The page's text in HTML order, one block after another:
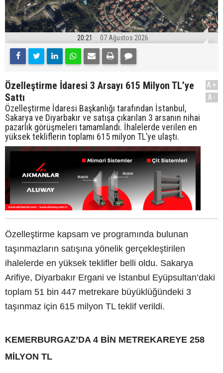
20:21 07 Ağustos 2026
Özelleştirme İdaresi 3 Arsayı 615 Milyon TL’ye
Sattı
Özelleştirme İdaresi Başkanlığı tarafından İstanbul,
Sakarya ve Diyarbakır ve satışa çıkarılan 3 arsanın nihai
pazarlık görüşmeleri tamamlandı. İhalelerde verilen en
yüksek tekliflerin toplamı 615 milyon TL’ye ulaştı.
A+
A-
Özelleştirme kapsam ve programında bulunan
taşınmazların satışına yönelik gerçekleştirilen
ihalelerde en yüksek teklifler belli oldu. Sakarya
Arifiye, Diyarbakır Ergani ve İstanbul Eyüpsultan’daki
toplam 51 bin 447 metrekare büyüklüğündeki 3
taşınmaz için 615 milyon TL teklif verildi.
KEMERBURGAZ’DA 4 BİN METREKAREYE 258
MİLYON TL